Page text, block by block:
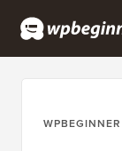
WPBEGINNER